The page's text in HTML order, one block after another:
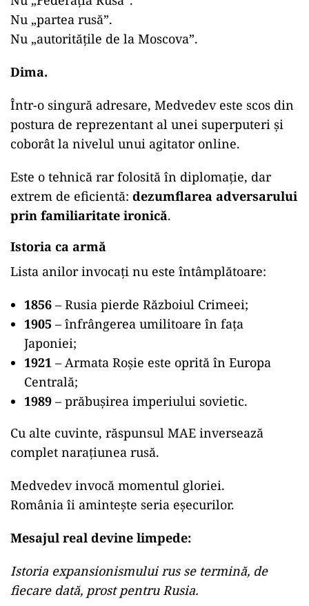
Nu „partea rusă”.
Nu „autoritățile de la Moscova”.
Dima.
Într-o singură adresare, Medvedev este scos din
postura de reprezentant al unei superputeri și
coborât la nivelul unui agitator online.
Este o tehnică rar folosită în diplomație, dar
extrem de eficientă: dezumflarea adversarului
prin familiaritate ironică.
Istoria ca armă
Lista anilor invocați nu este întâmplătoare:
1856 – Rusia pierde Războiul Crimeei;
1905 – înfrângerea umilitoare în fața
Japoniei;
1921 – Armata Roșie este oprită în Europa
Centrală;
1989 – prăbușirea imperiului sovietic.
Cu alte cuvinte, răspunsul MAE inversează
complet narațiunea rusă.
Medvedev invocă momentul gloriei.
România îi amintește seria eșecurilor.
Mesajul real devine limpede:
Istoria expansionismului rus se termină, de
fiecare dată, prost pentru Rusia.